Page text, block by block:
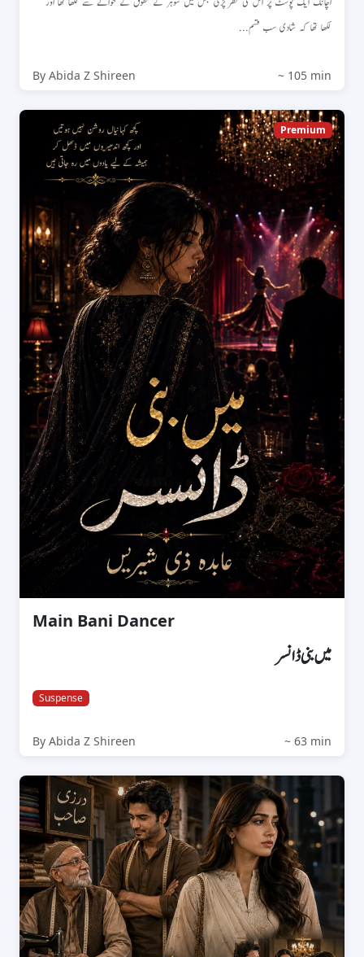
لکھا تھا کہ شادی سب قسم...
By Abida Z Shireen ~ 105 min
Premium
Main Bani Dancer
میں بنی ڈانسر
Suspense
By Abida Z Shireen ~ 63 min